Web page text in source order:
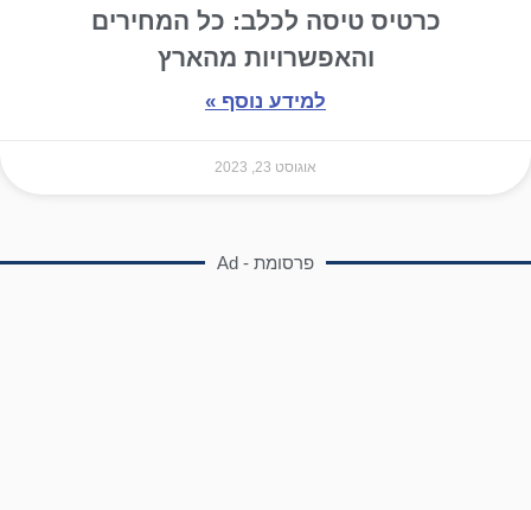
כרטיס טיסה לכלב: כל המחירים
והאפשרויות מהארץ
למידע נוסף »
אוגוסט 23, 2023
פרסומת - Ad